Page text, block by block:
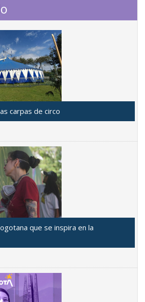
carpas de circo
que se inspira en la